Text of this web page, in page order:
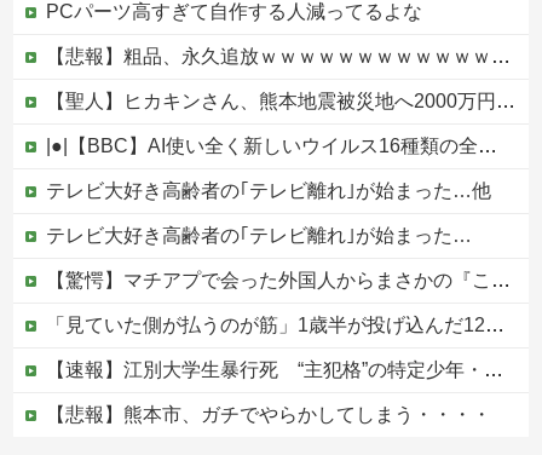
PCパーツ高すぎて自作する人減ってるよな
【悲報】粗品、永久追放ｗｗｗｗｗｗｗｗｗｗｗｗｗｗｗ（証拠あり）
【聖人】ヒカキンさん、熊本地震被災地へ2000万円の寄付！
|●|【BBC】AI使い全く新しいウイルス16種類の全遺伝情報設計に初成功
テレビ大好き高齢者の｢テレビ離れ｣が始まった…他
テレビ大好き高齢者の｢テレビ離れ｣が始まった…
【驚愕】マチアプで会った外国人からまさかの『こう』言われたんやがこれワイ詰みか？？？？？？？
「見ていた側が払うのが筋」1歳半が投げ込んだ12万円のスマホ、半額提示した母親は冷たい？
【速報】江別大学生暴行死 “主犯格”の特定少年・川口侑斗被告に「無期懲役」の判決 当時17歳少年に「懲役30年」の判決
【悲報】熊本市、ガチでやらかしてしまう・・・・